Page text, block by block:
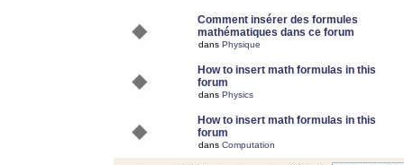
Comment insérer des formules
mathématiques dans ce forum
dans Physique
How to insert math formulas in this
forum
dans Physics
How to insert math formulas in this
forum
dans Computation